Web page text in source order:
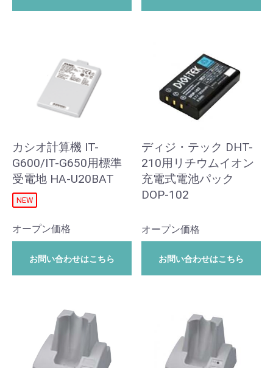
カシオ計算機 IT-
G600/IT-G650用標準
受電地 HA-U20BAT
NEW
オープン価格
お問い合わせはこちら
ディジ・テック DHT-
210用リチウムイオン
充電式電池パック
DOP-102
オープン価格
お問い合わせはこちら